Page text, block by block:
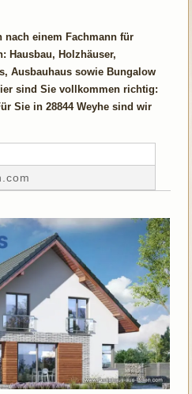
nach einem Fachmann für
Hausbau, Holzhäuser,
Ausbauhaus sowie Bungalow
sind Sie vollkommen richtig:
Sie in 28844 Weyhe sind wir